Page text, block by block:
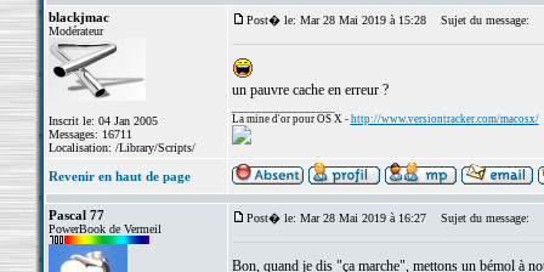
blackjmac
Modérateur
Inscrit le: 04 Jan 2005
Messages: 16711
Localisation: /Library/Scripts/
Post� le: Mar 28 Mai 2019 à 15:28 Sujet du message:
un pauvre cache en erreur ?
La mine d'or pour OS X - http://www.versiontracker.com/macosx/
Revenir en haut de page
Pascal 77
PowerBook de Vermeil
Post� le: Mar 28 Mai 2019 à 16:27 Sujet du message:
Bon, quand je dis "ça marche", mettons un bémol à